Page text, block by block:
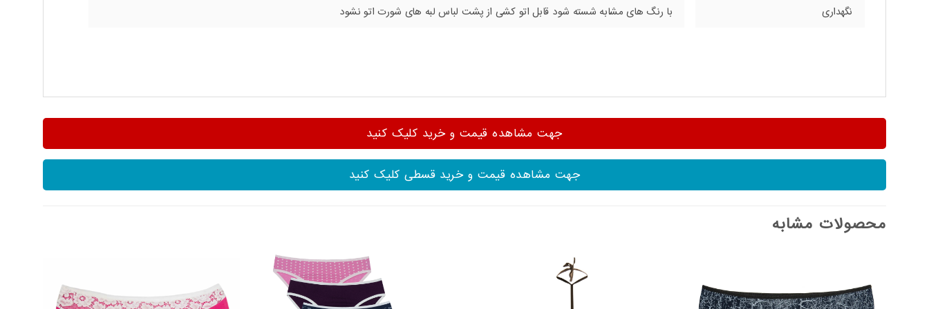
نگهداری با رنگ های مشابه شسته شود قابل اتو کشی از پشت لباس لبه های شورت اتو نشود
جهت مشاهده قیمت و خرید کلیک کنید
جهت مشاهده قیمت و خرید قسطی کلیک کنید
محصولات مشابه